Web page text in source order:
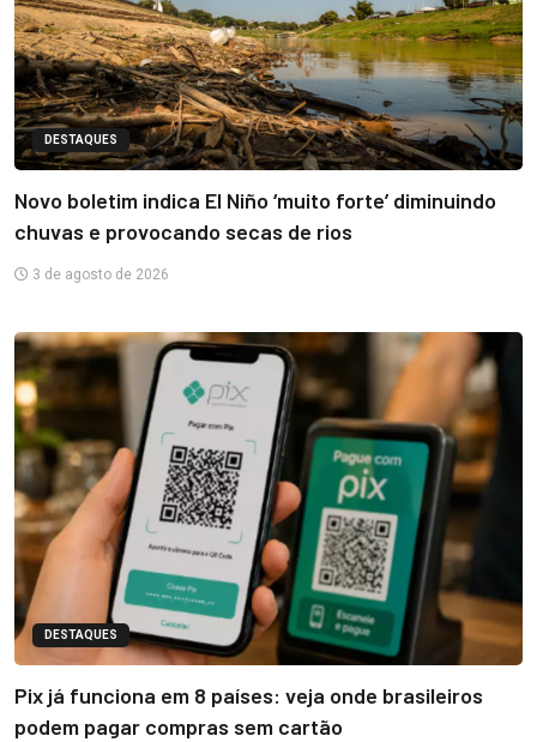
DESTAQUES
Novo boletim indica El Niño ‘muito forte’ diminuindo
chuvas e provocando secas de rios
3 de agosto de 2026
DESTAQUES
Pix já funciona em 8 países: veja onde brasileiros
podem pagar compras sem cartão